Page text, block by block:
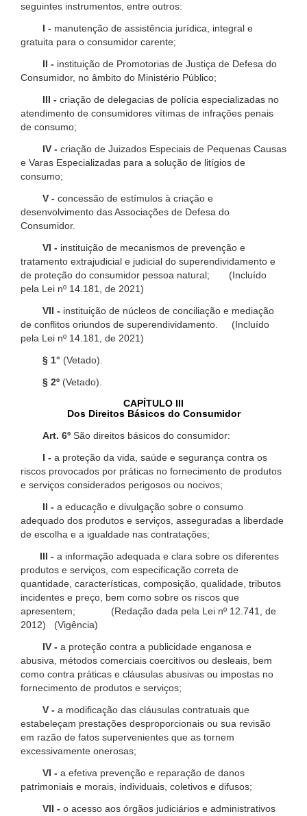
seguintes instrumentos, entre outros:
I - manutenção de assistência jurídica, integral e
gratuita para o consumidor carente;
II - instituição de Promotorias de Justiça de Defesa do
Consumidor, no âmbito do Ministério Público;
III - criação de delegacias de polícia especializadas no
atendimento de consumidores vítimas de infrações penais
de consumo;
IV - criação de Juizados Especiais de Pequenas Causas
e Varas Especializadas para a solução de litígios de
consumo;
V - concessão de estímulos à criação e
desenvolvimento das Associações de Defesa do
Consumidor.
VI - instituição de mecanismos de prevenção e
tratamento extrajudicial e judicial do superendividamento e
de proteção do consumidor pessoa natural; (Incluído
pela Lei nº 14.181, de 2021)
VII - instituição de núcleos de conciliação e mediação
de conflitos oriundos de superendividamento. (Incluído
pela Lei nº 14.181, de 2021)
§ 1° (Vetado).
§ 2º (Vetado).
CAPÍTULO III
Dos Direitos Básicos do Consumidor
Art. 6º São direitos básicos do consumidor:
I - a proteção da vida, saúde e segurança contra os
riscos provocados por práticas no fornecimento de produtos
e serviços considerados perigosos ou nocivos;
II - a educação e divulgação sobre o consumo
adequado dos produtos e serviços, asseguradas a liberdade
de escolha e a igualdade nas contratações;
III - a informação adequada e clara sobre os diferentes
produtos e serviços, com especificação correta de
quantidade, características, composição, qualidade, tributos
incidentes e preço, bem como sobre os riscos que
apresentem; (Redação dada pela Lei nº 12.741, de
2012) (Vigência)
IV - a proteção contra a publicidade enganosa e
abusiva, métodos comerciais coercitivos ou desleais, bem
como contra práticas e cláusulas abusivas ou impostas no
fornecimento de produtos e serviços;
V - a modificação das cláusulas contratuais que
estabeleçam prestações desproporcionais ou sua revisão
em razão de fatos supervenientes que as tornem
excessivamente onerosas;
VI - a efetiva prevenção e reparação de danos
patrimoniais e morais, individuais, coletivos e difusos;
VII - o acesso aos órgãos judiciários e administrativos